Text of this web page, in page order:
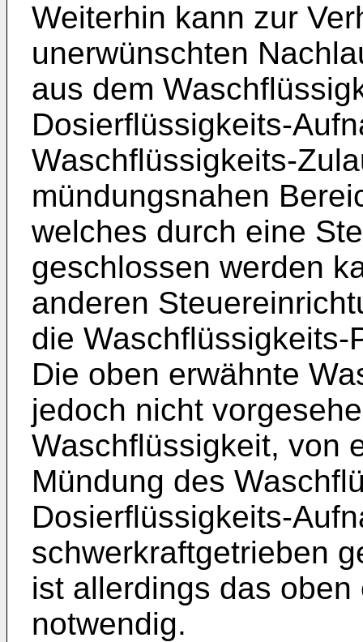
Weiterhin kann zur
unerwünschten
aus dem
Dosierflüssigkeits-
Waschflüssigkeits-
mündungsnahen
welches durch eine
geschlossen werden
anderen
die Waschflüssigkeits-
Die oben erwähnte
jedoch nicht
Waschflüssigkeit, von
Mündung des
Dosierflüssigkeits-
schwerkraftgetrieben
ist allerdings das
notwendig.